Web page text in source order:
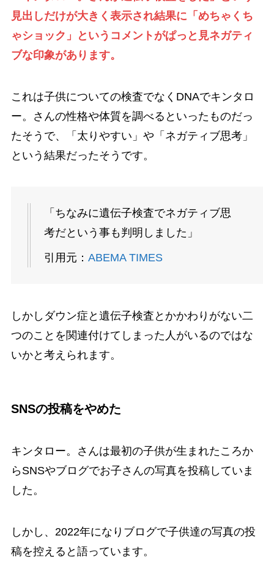
見出しだけが大きく表示され結果に「めちゃくち
ゃショック」というコメントがぱっと見ネガティ
ブな印象があります。
これは子供についての検査でなくDNAでキンタロ
ー。さんの性格や体質を調べるといったものだっ
たそうで、「太りやすい」や「ネガティブ思考」
という結果だったそうです。
「ちなみに遺伝子検査でネガティブ思
考だという事も判明しました」
引用元： ABEMA TIMES
しかしダウン症と遺伝子検査とかかわりがない二
つのことを関連付けてしまった人がいるのではな
いかと考えられます。
SNSの投稿をやめた
キンタロー。さんは最初の子供が生まれたころか
らSNSやブログでお子さんの写真を投稿していま
した。
しかし、2022年になりブログで子供達の写真の投
稿を控えると語っています。